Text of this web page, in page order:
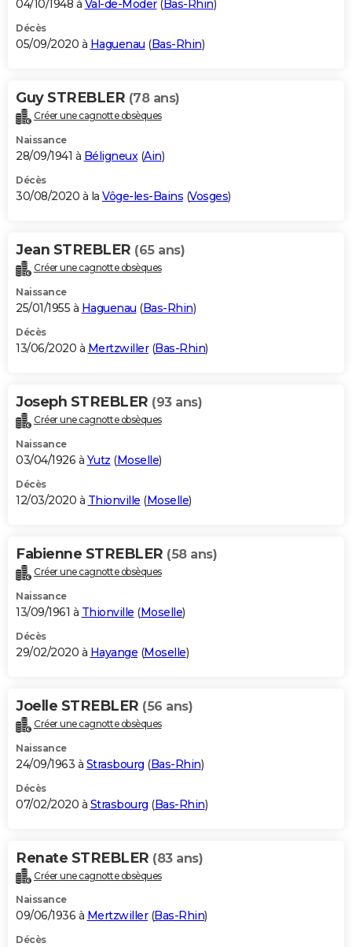
04/10/1948 à Val-de-Moder( Bas-Rhin)
Décès
05/09/2020 à Haguenau (Bas-Rhin)
Guy STREBLER (78 ans)
Créer une cagnotte obsèques
Naissance
28/09/1941 à Béligneux(Ain)
Décès
30/08/2020 à la Vôge-les-Bains (Vosges)
Jean STREBLER (65 ans)
Créer une cagnotte obsèques
Naissance
25/01/1955 à Haguenau (Bas-Rhin)
Décès
13/06/2020 à Mertzwiller(Bas-Rhin)
Joseph STREBLER (93 ans)
Créer une cagnotte obsèques
Naissance
03/04/1926 à Yutz (Moselle)
Décès
12/03/2020 à Thionville (Moselle)
Fabienne STREBLER (58 ans)
Créer une cagnotte obsèques
Naissance
13/09/1961 à Thionville (Moselle)
Décès
29/02/2020 à Hayange (Moselle)
Joelle STREBLER (56 ans)
Créer une cagnotte obsèques
Naissance
24/09/1963 à Strasbourg (Bas-Rhin)
Décès
07/02/2020 à Strasbourg (Bas-Rhin)
Renate STREBLER (83 ans)
Créer une cagnotte obsèques
Naissance
09/06/1936 à Mertzwiller(Bas-Rhin)
Décès